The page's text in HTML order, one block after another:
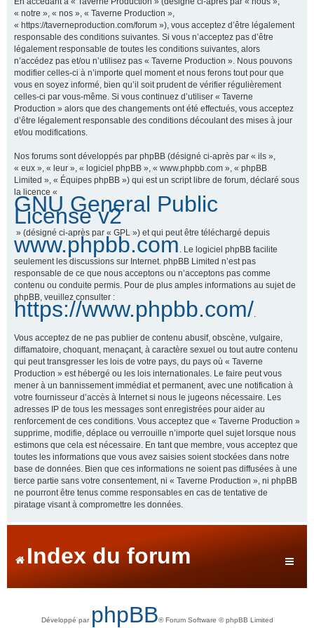
« notre », « nos », « Taverne Production »,
« https://taverneproduction.com/forum »), vous acceptez d’être légalement
responsable des conditions suivantes. Si vous n’acceptez pas d’être
légalement responsable de toutes les conditions suivantes, alors
n’accédez pas et/ou n’utilisez pas « Taverne Production ». Nous pouvons
modifier celles-ci à n’importe quel moment et nous ferons tout pour que
vous en soyez informé, bien qu’il soit prudent de vérifier régulièrement
celles-ci par vous-même. Si vous continuez d’utiliser « Taverne
Production » alors que des changements ont été effectués, vous acceptez
d’être légalement responsable des conditions découlant des mises à jour
et/ou modifications.
Nos forums sont développés par phpBB (désigné ci-après par « ils »,
« eux », « leur », « logiciel phpBB », « www.phpbb.com », « phpBB
Limited », « Équipes phpBB ») qui est un script libre de forum, déclaré sous
la licence «
GNU General Public
License v2
» (désigné ci-après par « GPL ») et qui peut être téléchargé depuis
www.phpbb.com
. Le logiciel phpBB facilite
seulement les discussions sur Internet. phpBB Limited n’est pas
responsable de ce que nous acceptons ou n’acceptons pas comme
contenu ou conduite permis. Pour de plus amples informations au sujet de
phpBB, veuillez consulter :
https://www.phpbb.com/
Vous acceptez de ne pas publier de contenu abusif, obscène, vulgaire,
diffamatoire, choquant, menaçant, à caractère sexuel ou tout autre contenu
qui peut transgresser les lois de votre pays, du pays où « Taverne
Production » est hébergé ou les lois internationales. Le faire peut vous
mener à un bannissement immédiat et permanent, avec une notification à
votre fournisseur d’accès à Internet si nous le jugeons nécessaire. Les
adresses IP de tous les messages sont enregistrées pour aider au
renforcement de ces conditions. Vous acceptez que « Taverne Production »
supprime, modifie, déplace ou verrouille n’importe quel sujet lorsque nous
estimons que cela est nécessaire. En tant que membre, vous acceptez que
toutes les informations que vous avez saisies soient stockées dans notre
base de données. Bien que ces informations ne soient pas diffusées à une
tierce partie sans votre consentement, ni « Taverne Production », ni phpBB
ne pourront être tenus comme responsables en cas de tentative de
piratage visant à compromettre les données.
Index du forum
Développé par phpBB® Forum Software © phpBB Limited